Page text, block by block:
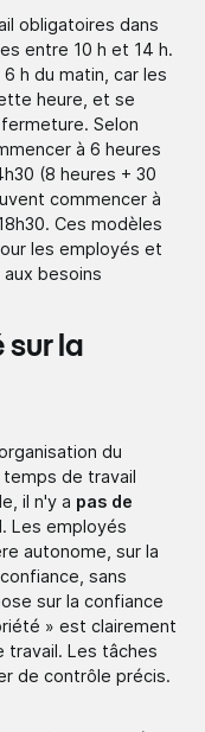
obligatoires dans
entre 10 h et 14 h.
h du matin, car les
heure, et se
Selon
à 6 heures
(8 heures + 30
commencer à
Ces modèles
les employés et
besoins
sur la
du
de travail
il n'y a pas de
Les employés
autonome, sur la
sans
sur la confiance
» est clairement
travail. Les tâches
de contrôle précis.